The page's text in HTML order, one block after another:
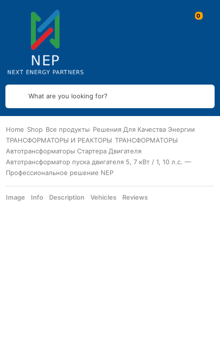
What are you looking for?
Home Shop Все продукты Решения Для Качества Энергии
ТРАНСФОРМАТОРЫ И РЕАКТОРЫ ТРАНСФОРМАТОРЫ
Автотрансформаторы Стартера Двигателя
Автотрансформатор пуска двигателя 5, 7 кВт / 1, 10 л.с. —
Профессиональное решение NEP
Image Info Description Vehicles Reviews